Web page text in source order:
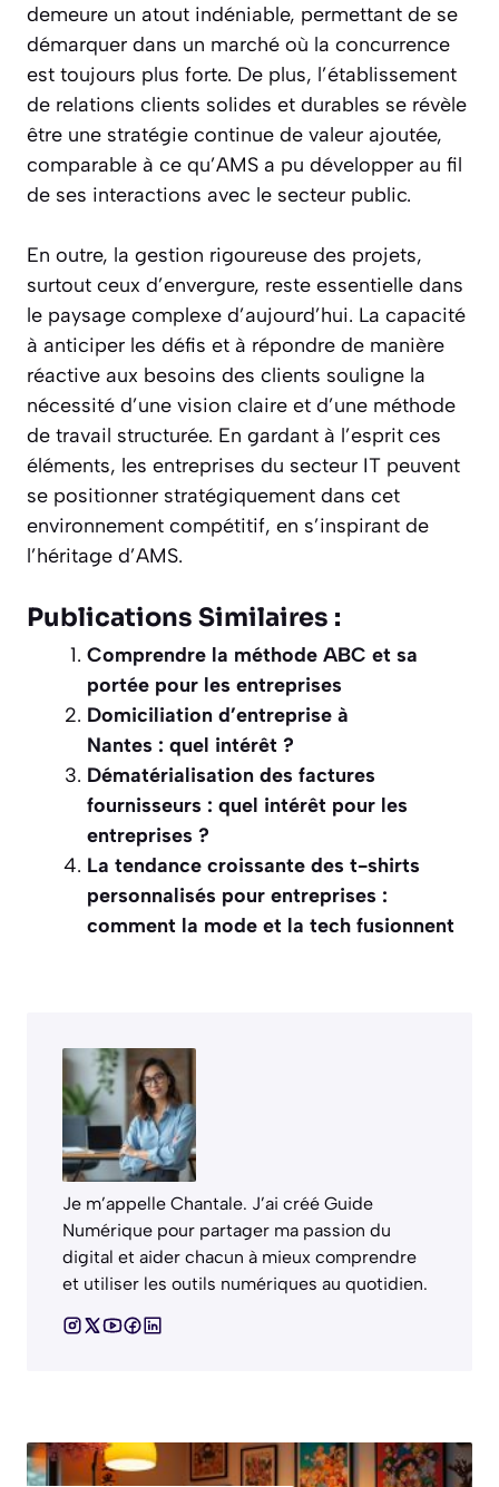
demeure un atout indéniable, permettant de se
démarquer dans un marché où la concurrence
est toujours plus forte. De plus, l’établissement
de relations clients solides et durables se révèle
être une stratégie continue de valeur ajoutée,
comparable à ce qu’AMS a pu développer au fil
de ses interactions avec le secteur public.
En outre, la gestion rigoureuse des projets,
surtout ceux d’envergure, reste essentielle dans
le paysage complexe d’aujourd’hui. La capacité
à anticiper les défis et à répondre de manière
réactive aux besoins des clients souligne la
nécessité d’une vision claire et d’une méthode
de travail structurée. En gardant à l’esprit ces
éléments, les entreprises du secteur IT peuvent
se positionner stratégiquement dans cet
environnement compétitif, en s’inspirant de
l’héritage d’AMS.
Publications Similaires :
Comprendre la méthode ABC et sa
portée pour les entreprises
Domiciliation d’entreprise à
Nantes : quel intérêt ?
Dématérialisation des factures
fournisseurs : quel intérêt pour les
entreprises ?
La tendance croissante des t-shirts
personnalisés pour entreprises :
comment la mode et la tech fusionnent
Je m’appelle Chantale. J’ai créé Guide
Numérique pour partager ma passion du
digital et aider chacun à mieux comprendre
et utiliser les outils numériques au quotidien.